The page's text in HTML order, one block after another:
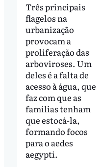
Três principais
flagelos na
urbanização
provocam a
proliferação das
arboviroses. Um
deles é a falta de
acesso à água, que
faz com que as
famílias tenham
que estocá-la,
formando focos
para o aedes
aegypti.